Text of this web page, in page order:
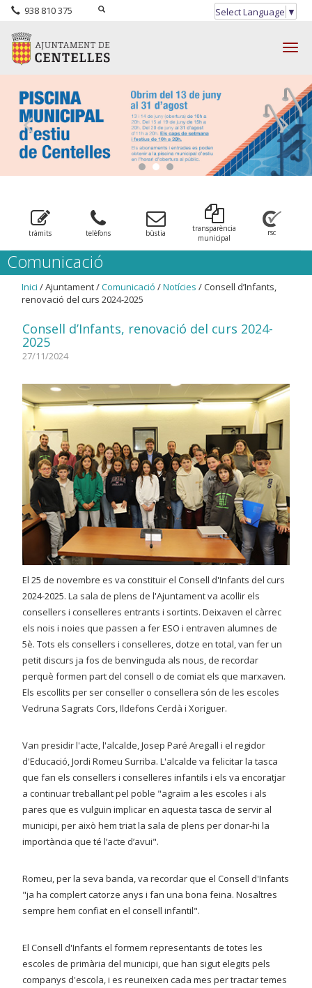
938 810 375 Select Language ▼
tràmits telèfons bùstia
transparència
municipal
rsc
Comunicació
Inici / Ajuntament /Comunicació /Notícies / Consell d’Infants,
renovació del curs 2024-2025
Consell d’Infants, renovació del curs 2024-
2025
27/11/2024
El 25 de novembre es va constituir el Consell d'Infants del curs
2024-2025. La sala de plens de l'Ajuntament va acollir els
consellers i conselleres entrants i sortints. Deixaven el càrrec
els nois i noies que passen a fer ESO i entraven alumnes de
5è. Tots els consellers i conselleres, dotze en total, van fer un
petit discurs ja fos de benvinguda als nous, de recordar
perquè formen part del consell o de comiat els que marxaven.
Els escollits per ser conseller o consellera són de les escoles
Vedruna Sagrats Cors, Ildefons Cerdà i Xoriguer.
Van presidir l'acte, l'alcalde, Josep Paré Aregall i el regidor
d'Educació, Jordi Romeu Surriba. L'alcalde va felicitar la tasca
que fan els consellers i conselleres infantils i els va encoratjar
a continuar treballant pel poble "agraïm a les escoles i als
pares que es vulguin implicar en aquesta tasca de servir al
municipi, per això hem triat la sala de plens per donar-hi la
importància que té l’acte d’avui".
Romeu, per la seva banda, va recordar que el Consell d'Infants
"ja ha complert catorze anys i fan una bona feina. Nosaltres
sempre hem confiat en el consell infantil".
El Consell d'Infants el formem representants de totes les
escoles de primària del municipi, que han sigut elegits pels
companys d'escola, i es reuneixen cada mes per tractar temes